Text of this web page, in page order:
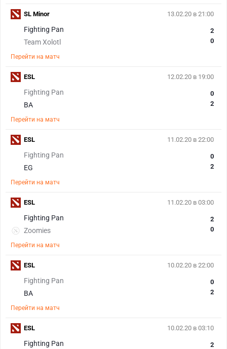
13.02.20 в 21:00
Fighting Pan
Team Xolotl
2
0
Перейти на матч
SL Minor
12.02.20 в 19:00
Fighting Pan
BA
0
2
Перейти на матч
ESL
11.02.20 в 22:00
Fighting Pan
EG
0
2
Перейти на матч
ESL
11.02.20 в 03:00
Fighting Pan
Zoomies
2
0
Перейти на матч
ESL
10.02.20 в 22:00
Fighting Pan
BA
0
2
Перейти на матч
ESL
10.02.20 в 03:10
Fighting Pan
2
ESL